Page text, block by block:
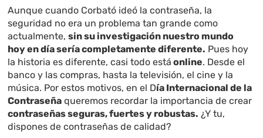
Aunque cuando Corbató ideó la contraseña, la
seguridad no era un problema tan grande como
actualmente,sin su investigación nuestro mundo
hoy en día sería completamente diferente. Pues hoy
la historia es diferente, casi todo está online. Desde el
banco y las compras, hasta la televisión, el cine y la
música. Por estos motivos, en el Día Internacional de la
Contraseña queremos recordar la importancia de crear
contraseñas seguras, fuertes y robustas. ¿Y tu,
dispones de contraseñas de calidad?